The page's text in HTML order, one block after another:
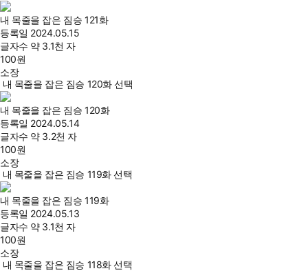
내 목줄을 잡은 짐승 121화
등록일 2024.05.15
글자수 약 3.1천 자
100원
소장
내 목줄을 잡은 짐승 120화 선택
내 목줄을 잡은 짐승 120화
등록일 2024.05.14
글자수 약 3.2천 자
100원
소장
내 목줄을 잡은 짐승 119화 선택
내 목줄을 잡은 짐승 119화
등록일 2024.05.13
글자수 약 3.1천 자
100원
소장
내 목줄을 잡은 짐승 118화 선택